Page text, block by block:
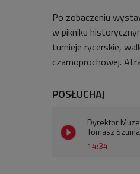
Po zobaczeniu
w pikniku
turnieje rycerskie,
czarnoprochowej.
POSŁUCHAJ
14:34
Dyrektor
Tomasz